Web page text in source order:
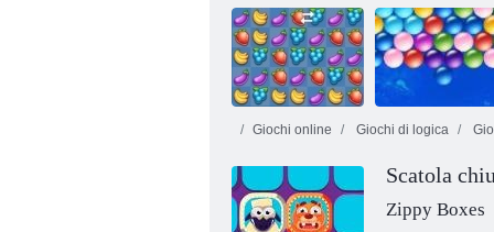
Baby Hazel: Fairyland
Undici undici Onet Connect
Fruita Crush Bolle senza fine
Giochi online Giochi di logica
Scatola
Zippy Boxes